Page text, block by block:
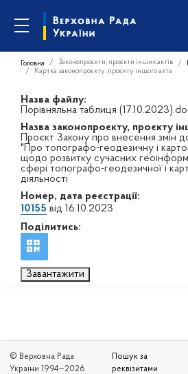
Головна Законопроєкти, проєкти інших актів
Картка законопроєкту, проєкту іншого акта
Назва файлу:
Порівняльна таблиця
Назва законопроєкту, проєкту
Проєкт Закону про внесення змін
"Про топографо-геодезичну і
щодо розвитку сучасних
сфері топографо-геодезичної і
діяльності
Номер, дата реєстрації:
10155 від 16.10.2023
Поділитись:
Завантажити
© Верховна Рада
України 1994—2026
Пошук за
реквізитами